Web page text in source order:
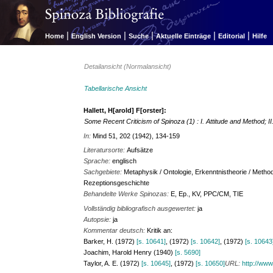
Home | English Version | Suche | Aktuelle Einträge | Editorial | Hilfe
Detailansicht (Normalansicht)
Tabellarische Ansicht
Hallett, H[arold] F[orster]:
Some Recent Criticism of Spinoza (1) : I. Attitude and Method;
In:Mind 51, 202 (1942), 134-159
Literatursorte:Aufsätze
Sprache:englisch
Sachgebiete:Metaphysik / Ontologie, Erkenntnistheorie /
Rezeptionsgeschichte
Behandelte Werke Spinozas:E, Ep., KV, PPC/CM, TIE
Vollständig bibliografisch ausgewertet:ja
Autopsie:ja
Kommentar deutsch:Kritik an:
Barker, H. (1972)[s. 10641] , (1972)[s. 10642] , (1972)[s.
Joachim, Harold Henry (1940)[s. 5690]
Taylor, A. E. (1972)[s. 10645] , (1972)[s. 10650]URL:http://